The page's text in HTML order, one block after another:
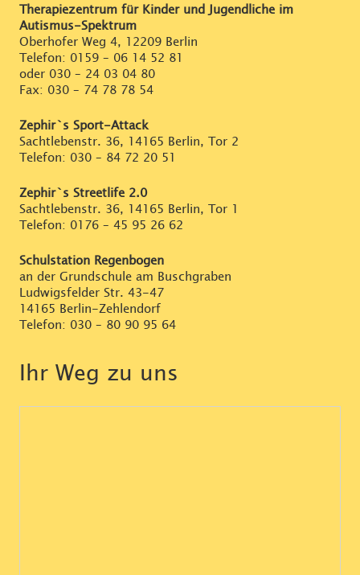
Therapiezentrum für Kinder und Jugendliche im
Autismus-Spektrum
Oberhofer Weg 4, 12209 Berlin
Telefon: 0159 – 06 14 52 81
oder 030 – 24 03 04 80
Fax: 030 – 74 78 78 54
Zephir`s Sport-Attack
Sachtlebenstr. 36, 14165 Berlin, Tor 2
Telefon: 030 – 84 72 20 51
Zephir`s Streetlife 2.0
Sachtlebenstr. 36, 14165 Berlin, Tor 1
Telefon: 0176 – 45 95 26 62
Schulstation Regenbogen
an der Grundschule am Buschgraben
Ludwigsfelder Str. 43-47
14165 Berlin-Zehlendorf
Telefon: 030 – 80 90 95 64
Ihr Weg zu uns